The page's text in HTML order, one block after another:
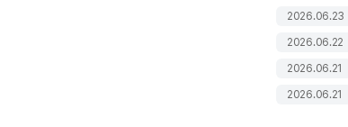
2026.06.23
2026.06.22
2026.06.21
2026.06.21